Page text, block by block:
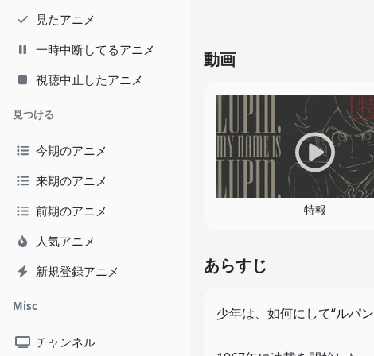
見たアニメ
一時中断してるアニメ
視聴中止したアニメ
見つける
今期のアニメ
来期のアニメ
前期のアニメ
人気アニメ
新規登録アニメ
Misc
チャンネル
動画
特報
あらすじ
少年は、如何にして“ルパ